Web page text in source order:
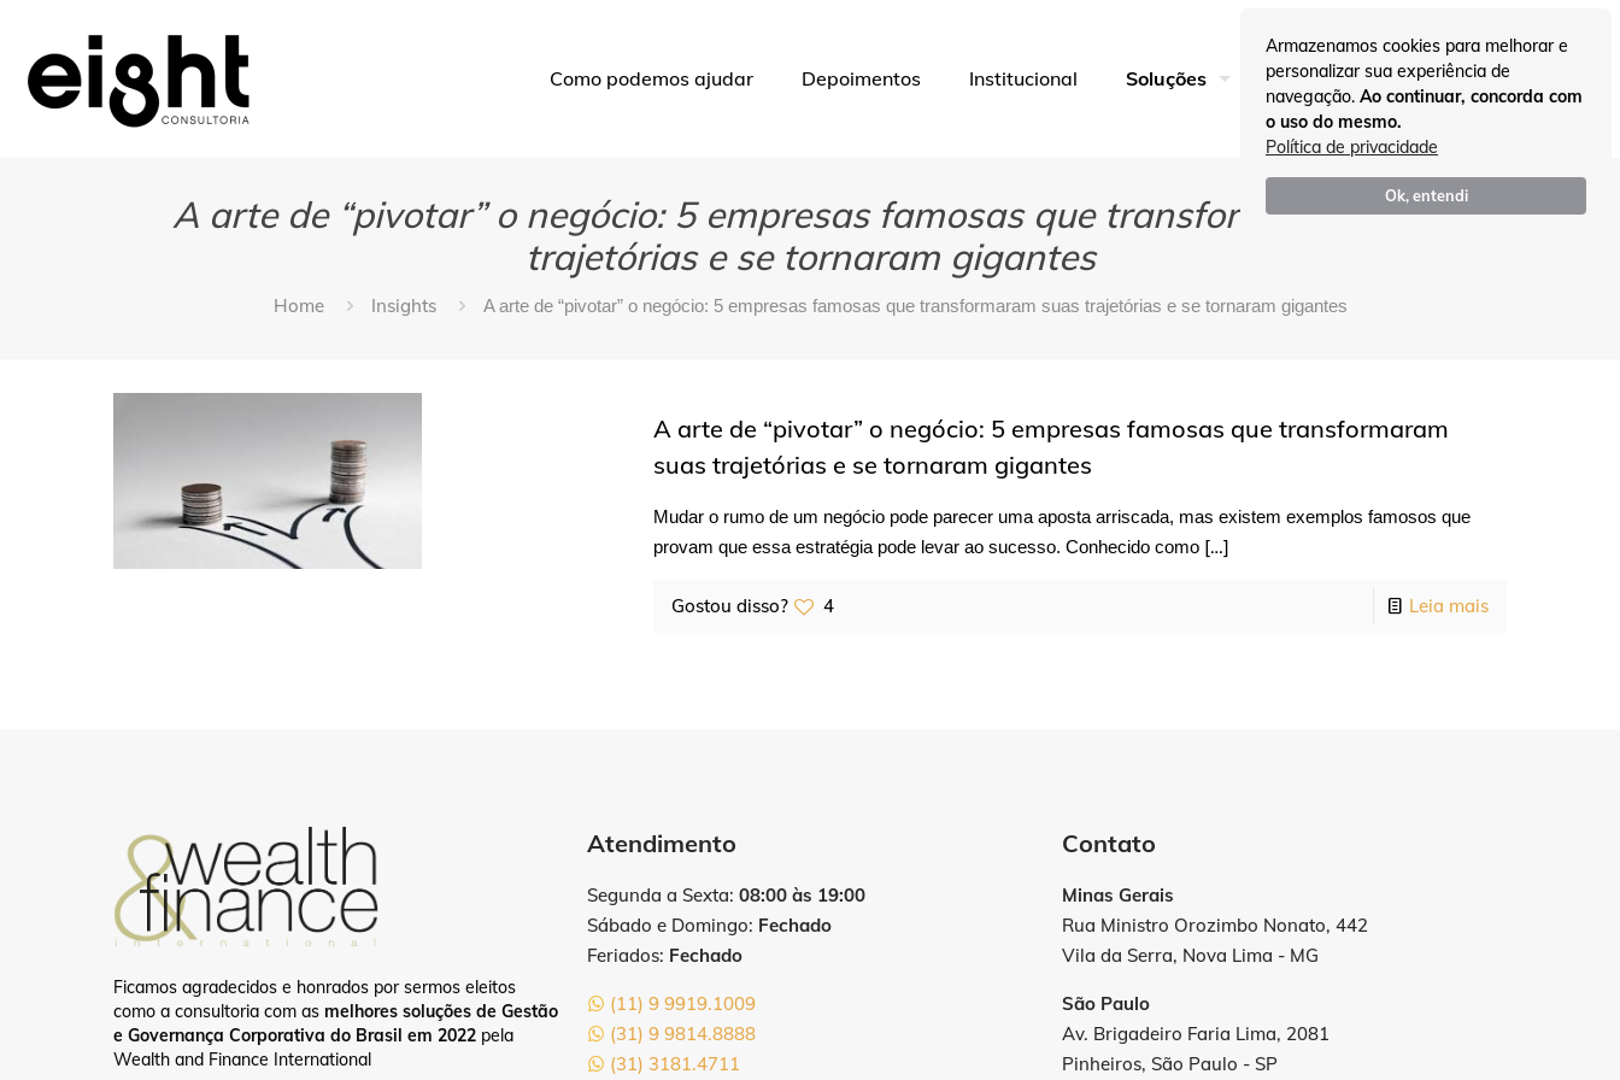
Armazenamos cookies para melhorar e
personalizar sua experiência de
navegação. Ao continuar, concorda com
o uso do mesmo.
Política de privacidade
Ok, entendi
Como podemos ajudar Depoimentos Institucional Soluções Insights Entre em Contato
A arte de “pivotar” o negócio: 5 empresas famosas que transformaram suas
trajetórias e se tornaram gigantes
Home Insights A arte de “pivotar” o negócio: 5 empresas famosas que transformaram suas trajetórias e se tornaram gigantes
A arte de “pivotar” o negócio: 5 empresas famosas que transformaram
suas trajetórias e se tornaram gigantes
Mudar o rumo de um negócio pode parecer uma aposta arriscada, mas existem exemplos famosos que
provam que essa estratégia pode levar ao sucesso. Conhecido como[…]
Gostou disso? 4 Leia mais
Ficamos agradecidos e honrados por sermos eleitos
como a consultoria com as melhores soluções de Gestão
e Governança Corporativa do Brasil em 2022 pela
Wealth and Finance International
Atendimento
Segunda a Sexta:08:00 às 19:00
Sábado e Domingo: Fechado
Feriados: Fechado
(11) 9 9919.1009
(31) 9 9814.8888
(31) 3181.4711
Contato
Minas Gerais
Rua Ministro Orozimbo Nonato, 442
Vila da Serra, Nova Lima - MG
São Paulo
Av. Brigadeiro Faria Lima, 2081
Pinheiros, São Paulo - SP